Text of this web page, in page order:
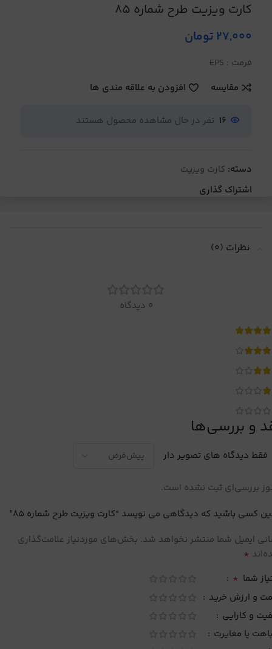
کارت ویزیت طرح شماره 85
27,000تومان
فرمت : EPS
مقایسه
افزودن به علاقه مندی ها
16 نفر در حال مشاهده محصول هستند
دسته: کارت ویزیت
اشتراک گذاری
نظرات (0)
0 دیدگاه
و بررسی‌ها
فقط دیدگاه های تصویر دار
بررسی‌ای ثبت نشده است.
کسی باشید که دیدگاهی می نویسد “کارت ویزیت طرح شماره 85”
ایمیل شما منتشر نخواهد شد. بخش‌های موردنیاز علامت‌گذاری
*
شما *
و ارزش خرید
و کارایی
یا مغایرت